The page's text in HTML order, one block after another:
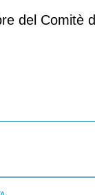
del Comitè